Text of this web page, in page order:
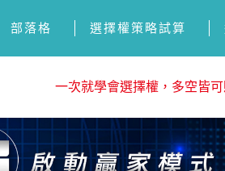
部落格 選擇權策略試算
一次就學會選擇權，多空皆